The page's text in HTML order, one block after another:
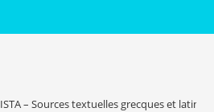
ISTA – Sources textuelles grecques et latines